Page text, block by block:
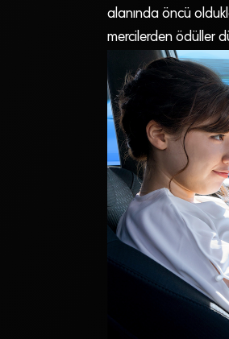
alanında öncü
mercilerden ödüller